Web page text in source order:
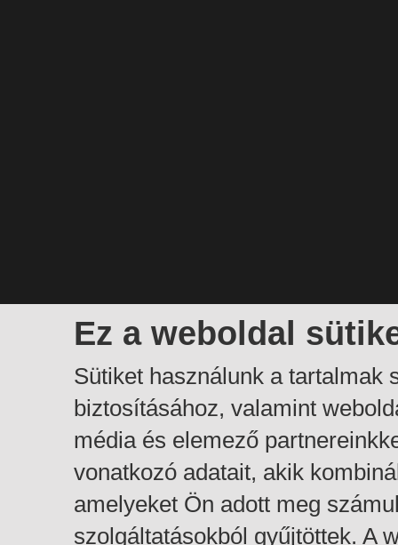
Ez a weboldal
Sütiket használunk a tartalmak
biztosításához, valamint
média és elemező
vonatkozó adatait, akik
amelyeket Ön adott meg
szolgáltatásokból gyűjtöttek. A